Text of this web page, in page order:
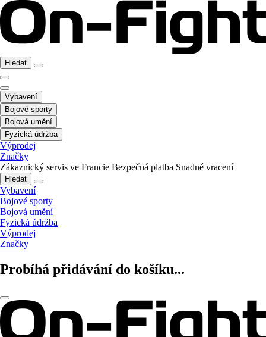
Hledat
Vybavení
Bojové sporty
Bojová umění
Fyzická údržba
Výprodej
Značky
Zákaznický servis ve Francie Bezpečná platba Snadné vracení
Hledat
Vybavení
Bojové sporty
Bojová umění
Fyzická údržba
Výprodej
Značky
Probíhá přidávání do košíku...